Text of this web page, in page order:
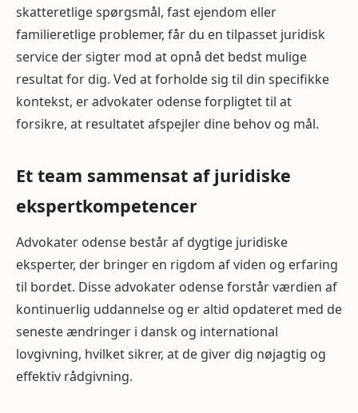
skatteretlige spørgsmål, fast ejendom eller
familieretlige problemer, får du en tilpasset juridisk
service der sigter mod at opnå det bedst mulige
resultat for dig. Ved at forholde sig til din specifikke
kontekst, er advokater odense forpligtet til at
forsikre, at resultatet afspejler dine behov og mål.
Et team sammensat af juridiske
ekspertkompetencer
Advokater odense består af dygtige juridiske
eksperter, der bringer en rigdom af viden og erfaring
til bordet. Disse advokater odense forstår værdien af
kontinuerlig uddannelse og er altid opdateret med de
seneste ændringer i dansk og international
lovgivning, hvilket sikrer, at de giver dig nøjagtig og
effektiv rådgivning.